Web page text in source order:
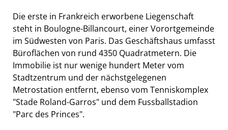
Die erste in Frankreich erworbene Liegenschaft
steht in Boulogne-Billancourt, einer Vorortgemeinde
im Südwesten von Paris. Das Geschäftshaus umfasst
Büroflächen von rund 4350 Quadratmetern. Die
Immobilie ist nur wenige hundert Meter vom
Stadtzentrum und der nächstgelegenen
Metrostation entfernt, ebenso vom Tenniskomplex
"Stade Roland-Garros" und dem Fussballstadion
"Parc des Princes".